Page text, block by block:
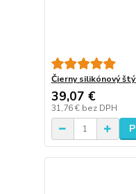
Čierny silikónový
39,07 €
31,76 € bez DPH